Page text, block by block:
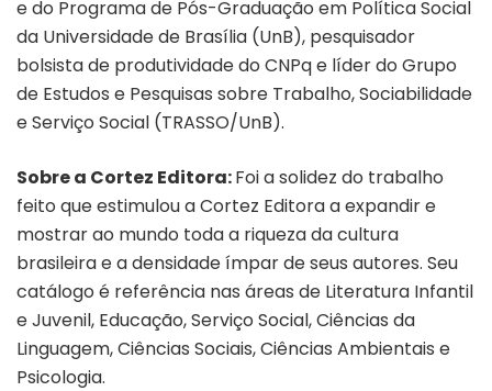
e do Programa de Pós-Graduação em Política Social
da Universidade de Brasília (UnB), pesquisador
bolsista de produtividade do CNPq e líder do Grupo
de Estudos e Pesquisas sobre Trabalho, Sociabilidade
e Serviço Social (TRASSO/UnB).
Sobre a Cortez Editora:Foi a solidez do trabalho
feito que estimulou a Cortez Editora a expandir e
mostrar ao mundo toda a riqueza da cultura
brasileira e a densidade ímpar de seus autores. Seu
catálogo é referência nas áreas de Literatura Infantil
e Juvenil, Educação, Serviço Social, Ciências da
Linguagem, Ciências Sociais, Ciências Ambientais e
Psicologia.